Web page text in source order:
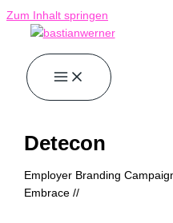
Zum Inhalt springen
Detecon
Employer Branding
Embrace //